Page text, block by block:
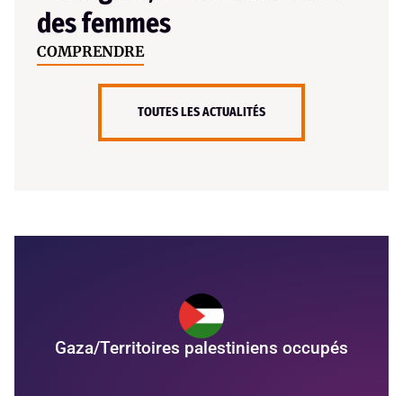
des femmes
COMPRENDRE
TOUTES LES ACTUALITÉS
Gaza/Territoires palestiniens occupés